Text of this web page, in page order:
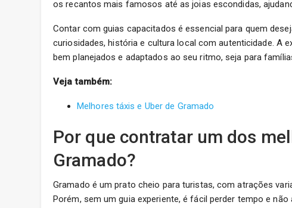
os recantos mais famosos até as joias escondidas,
Contar com guias capacitados é essencial para quem
curiosidades, história e cultura local com autenticidade. A
bem planejados e adaptados ao seu ritmo, seja para
Veja também:
Melhores táxis e Uber de Gramado
Por que contratar um dos
Gramado?
Gramado é um prato cheio para turistas, com atrações
Porém, sem um guia experiente, é fácil perder tempo e